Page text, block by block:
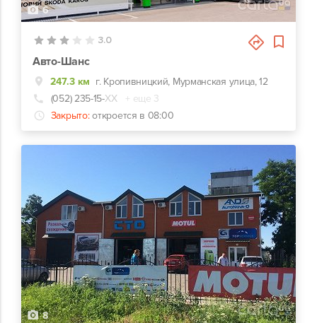
6
3.0
Авто-Шанс
247.3 км г. Кропивницкий, Мурманская улица, 12
(052) 235-15-ХХ
+ еще 3
Закрыто: откроется в 08:00
8